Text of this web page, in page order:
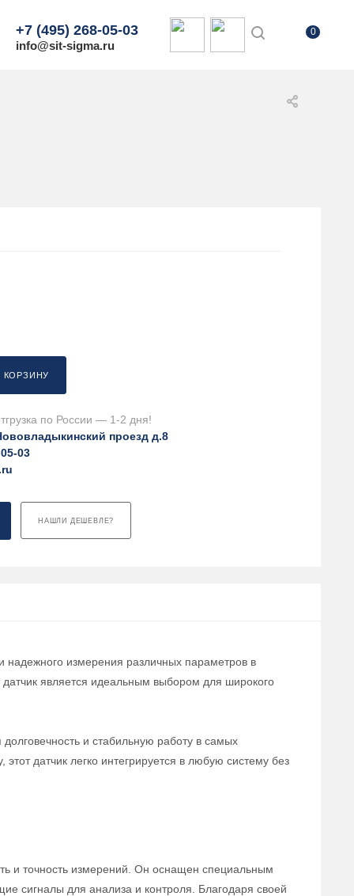
+7 (495) 268-05-03
info@sit-sigma.ru
0
КОРЗИНУ
по России — 1-2 дня!
проезд д.8
03
НАШЛИ ДЕШЕВЛЕ?
надежного измерения различных параметров в
является идеальным выбором для широкого
и стабильную работу в самых
датчик легко интегрируется в любую систему без
и точность измерений. Он оснащен специальным
сигналы для анализа и контроля. Благодаря своей